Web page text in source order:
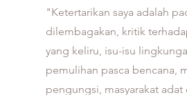
"Ketertarikan saya adalah
dilembagakan, kritik
yang keliru, isu-isu
pemulihan pasca bencana,
pengungsi, masyarakat adat